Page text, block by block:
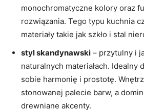
monochromatyczne kolory oraz
rozwiązania. Tego typu kuchnia
materiały takie jak szkło i stal
styl skandynawski – przytulny⁣ i
naturalnych materiałach. ⁢Idealny
sobie harmonię i​ prostotę.
stonowanej palecie barw, ‌a
drewniane akcenty.